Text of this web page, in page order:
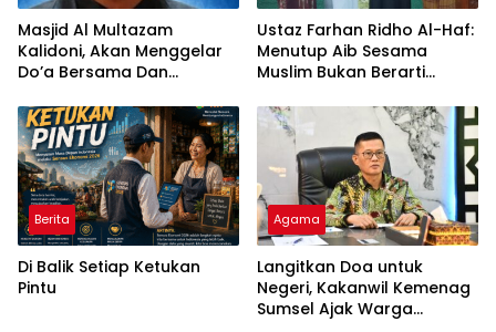
Masjid Al Multazam
Kalidoni, Akan Menggelar
Do’a Bersama Dan
RI Ke-81 Dengan
Pembicara Ustadz Qoim
Nur’aini M.Pd
Ustaz Farhan Ridho Al-Haf:
Menutup Aib Sesama
Muslim Bukan Berarti
Berita
Di Balik Setiap Ketukan
Pintu
Agama
Langitkan Doa untuk
Negeri, Kakanwil Kemenag
Sumsel Ajak Warga